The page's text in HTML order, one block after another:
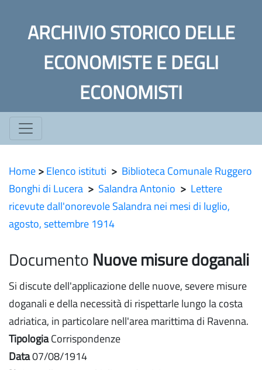
ARCHIVIO STORICO DELLE
ECONOMISTE E DEGLI
ECONOMISTI
Home>Elenco istituti > Biblioteca Comunale Ruggero
Bonghi di Lucera > Salandra Antonio > Lettere
ricevute dall'onorevole Salandra nei mesi di luglio,
agosto, settembre 1914
Documento Nuove misure doganali
Si discute dell'applicazione delle nuove, severe misure
doganali e della necessità di rispettarle lungo la costa
adriatica, in particolare nell'area marittima di Ravenna.
TipologiaCorrispondenze
Data07/08/1914